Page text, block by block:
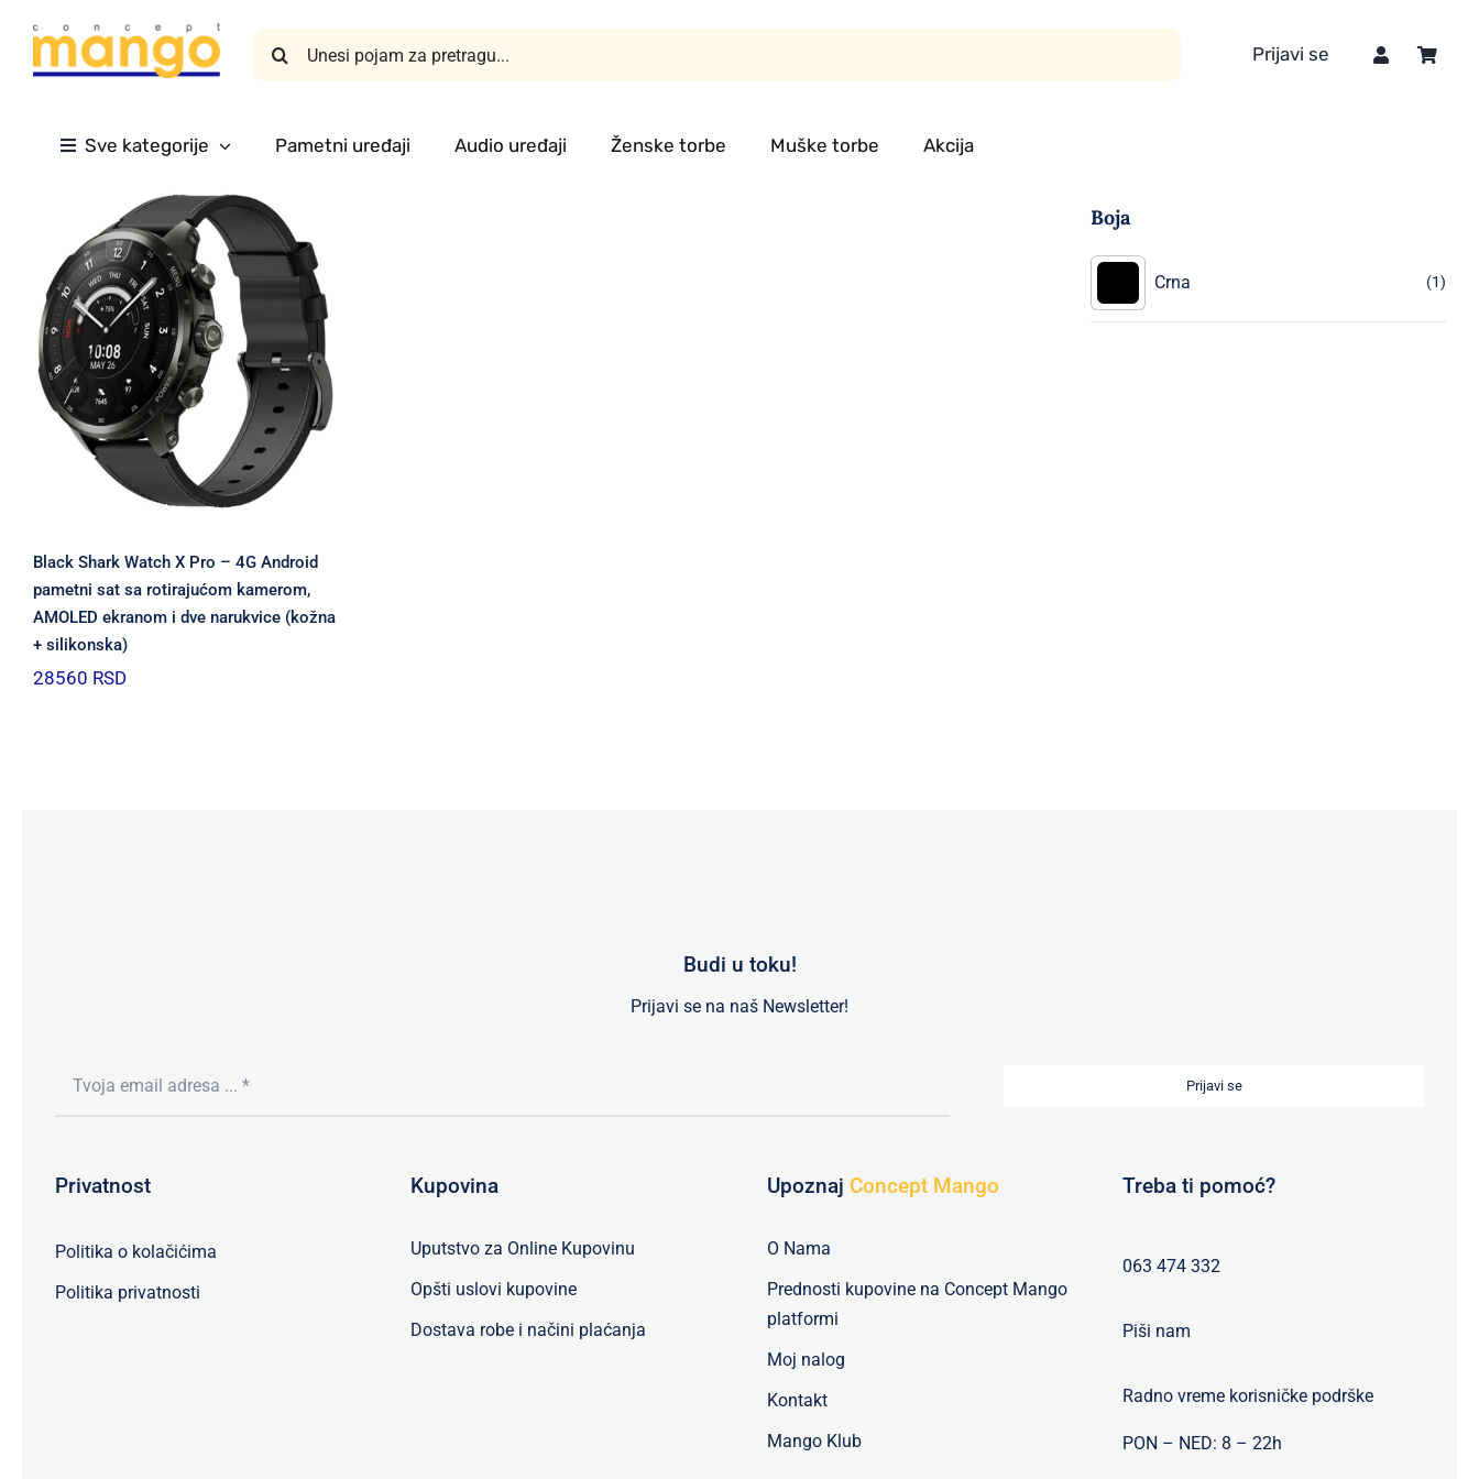
content
Search
Prijavi se
Sve kategorije Pametni uređaji Audio uređaji Ženske torbe Muške torbe Akcija
Black Shark Watch X Pro – 4G Android
pametni sat sa rotirajućom kamerom,
AMOLED ekranom i dve narukvice (kožna
+ silikonska)
28560 RSD
Boja
Crna (1)
Budi u toku!
Prijavi se na naš Newsletter!
Prijavi se
Privatnost
Politika o kolačićima
Politika privatnosti
Kupovina
Uputstvo za Online Kupovinu
Opšti uslovi kupovine
Dostava robe i načini plaćanja
Upoznaj Concept Mango
O Nama
Prednosti kupovine na Concept Mango
platformi
Moj nalog
Kontakt
Mango Klub
Treba ti pomoć?
063 474 332
Piši nam
Radno vreme korisničke podrške
PON – NED: 8 – 22h